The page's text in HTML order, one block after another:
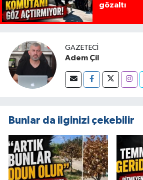
gözaltı
GAZETECI
Adem Çil
Bunlar da ilginizi çekebilir